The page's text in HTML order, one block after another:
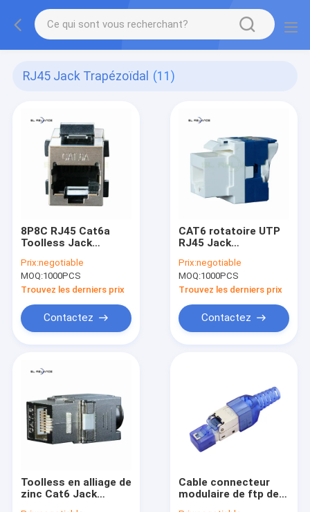
RJ45 Jack Trapézoïdal (11)
8P8C RJ45 Cat6a
Toolless Jack
Prix:negotiable
MOQ:1000PCS
Trouvez les derniers prix
Contactez
CAT6 rotatoire UTP
RJ45 Jack
Prix:negotiable
MOQ:1000PCS
Trouvez les derniers prix
Contactez
Toolless en alliage de
zinc Cat6 Jack
Cable connecteur
modulaire de ftp de